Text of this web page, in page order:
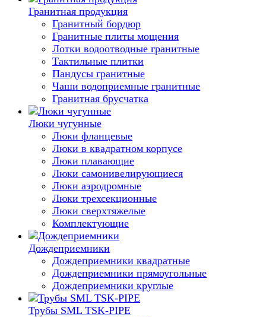
Гранитная продукция
Гранитный бордюр
Гранитные плиты мощения
Лотки водоотводные гранитные
Тактильные плитки
Пандусы гранитные
Чаши водоприемные гранитные
Гранитная брусчатка
Люки чугунные
Люки фланцевые
Люки в квадратном корпусе
Люки плавающие
Люки самонивелирующиеся
Люки аэродромные
Люки трехсекционные
Люки сверхтяжелые
Комплектующие
Дождеприемники
Дождеприемники квадратные
Дождеприемники прямоугольные
Дождеприемники круглые
Трубы SML TSK-PIPE